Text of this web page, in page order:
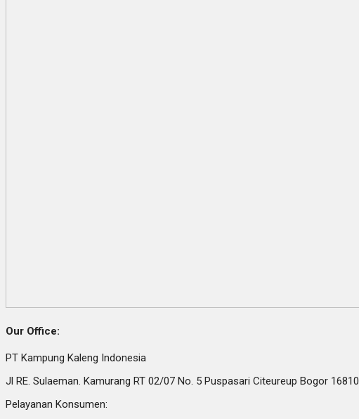
Our Office:
PT Kampung Kaleng Indonesia
Jl RE. Sulaeman. Kamurang RT 02/07 No. 5 Puspasari Citeureup Bogor 16810
Pelayanan Konsumen: